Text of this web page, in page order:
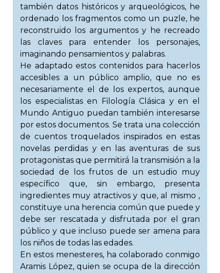
también datos históricos y arqueológicos, he
ordenado los fragmentos como un puzle, he
reconstruido los argumentos y he recreado
las claves para entender los personajes,
imaginando pensamientos y palabras.
He adaptado estos contenidos para hacerlos
accesibles a un público amplio, que no es
necesariamente el de los expertos, aunque
los especialistas en Filología Clásica y en el
Mundo Antiguo puedan también interesarse
por estos documentos. Se trata una colección
de cuentos troquelados inspirados en estas
novelas perdidas y en las aventuras de sus
protagonistas que permitirá la transmisión a la
sociedad de los frutos de un estudio muy
específico que, sin embargo, presenta
ingredientes muy atractivos y que, al mismo ,
constituye una herencia común que puede y
debe ser rescatada y disfrutada por el gran
público y que incluso puede ser amena para
los niños de todas las edades.
En estos menesteres, ha colaborado conmigo
Aramis López, quien se ocupa de la dirección